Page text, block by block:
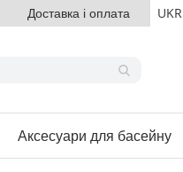
Доставка і оплата UKR
Аксесуари для басейну